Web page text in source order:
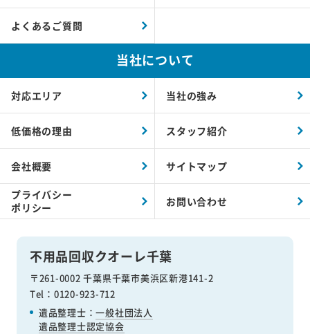
不用品回収クオーレ千葉
〒261-0002 千葉県千葉市美浜区新港141-2
Tel：0120-923-712
遺品整理士：一般社団法人
遺品整理士認定協会
よくあるご質問
当社について
対応エリア 当社の強み
低価格の理由 スタッフ紹介
会社概要 サイトマップ
プライバシー
ポリシー
お問い合わせ